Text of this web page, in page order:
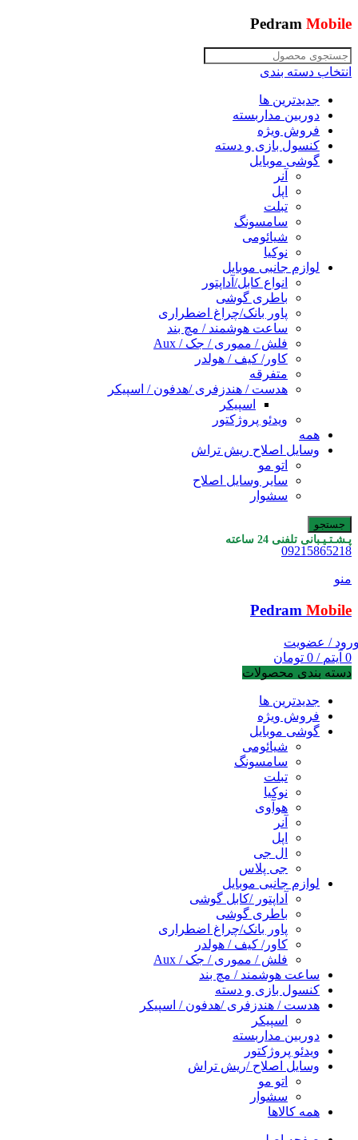
Pedram Mobile
انتخاب دسته بندی
جدیدترین ها
دوربین مداربسته
فروش ویژه
کنسول بازی و دسته
گوشی موبایل
آنر
اپل
تبلت
سامسونگ
شیائومی
نوکیا
لوازم جانبی موبایل
انواع کابل/آداپتور
باطری گوشی
پاور بانک/چراغ اضطراری
ساعت هوشمند / مچ بند
فلش / مموری / جک / Aux
کاور/ کیف / هولدر
متفرقه
هدست / هندزفری /هدفون / اسپیکر
اسپیکر
ویدئو پروژکتور
همه
وسایل اصلاح ریش تراش
اتو مو
سایر وسایل اصلاح
سشوار
جستجو
پـشـتـیـبانی تلفنی 24 ساعته
09215865218
منو
Pedram Mobile
/ عضویت
0 آیتم /
0 تومان
دسته بندی محصولات
جدیدترین ها
فروش ویژه
گوشی موبایل
شیائومی
سامسونگ
تبلت
نوکیا
هوآوی
آنر
اپل
ال جی
جی پلاس
لوازم جانبی موبایل
آداپتور /کابل گوشی
باطری گوشی
پاور بانک/چراغ اضطراری
کاور/ کیف / هولدر
فلش / مموری / جک / Aux
ساعت هوشمند / مچ بند
کنسول بازی و دسته
هدست / هندزفری /هدفون / اسپیکر
اسپیکر
دوربین مداربسته
ویدئو پروژکتور
وسایل اصلاح /ریش تراش
اتو مو
سشوار
همه کالاها